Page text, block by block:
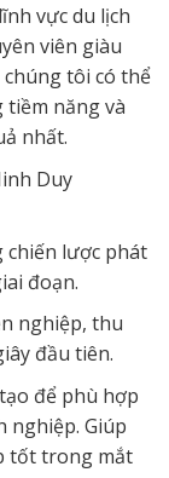
vực du lịch
viên giàu
tôi có thể
năng và
nhất.
Duy
chiến lược phát
đoạn.
nghiệp, thu
đầu tiên.
để phù hợp
nghiệp. Giúp
tốt trong mắt